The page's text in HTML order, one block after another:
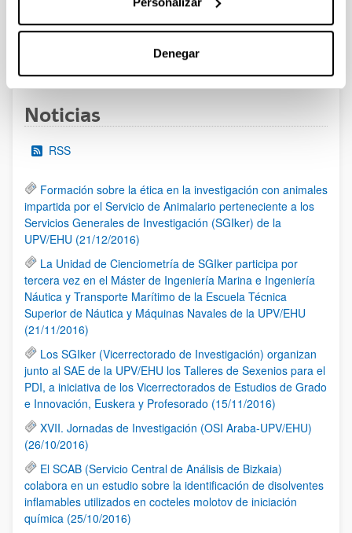
Denegar
al 30/07/2026 (ambos incluídos)
PáginaPáginaPágina
3 ...Páginas intermedias Use TAB
Noticias
RSS
Formación sobre la ética en la investigación con animales
impartida por el Servicio de Animalario perteneciente a los
Servicios Generales de Investigación (SGIker) de la
UPV/EHU (21/12/2016)
La Unidad de Cienciometría de SGIker participa por
tercera vez en el Máster de Ingeniería Marina e Ingeniería
Náutica y Transporte Marítimo de la Escuela Técnica
Superior de Náutica y Máquinas Navales de la UPV/EHU
(21/11/2016)
Los SGIker (Vicerrectorado de Investigación) organizan
junto al SAE de la UPV/EHU los Talleres de Sexenios para el
PDI, a iniciativa de los Vicerrectorados de Estudios de Grado
e Innovación, Euskera y Profesorado (15/11/2016)
XVII. Jornadas de Investigación (OSI Araba-UPV/EHU)
(26/10/2016)
El SCAB (Servicio Central de Análisis de Bizkaia)
colabora en un estudio sobre la identificación de disolventes
inflamables utilizados en cocteles molotov de iniciación
química (25/10/2016)